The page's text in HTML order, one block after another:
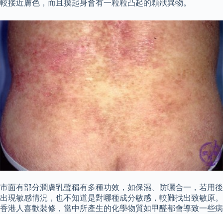
較接近膚色，而且摸起身會有一粒粒凸起的顆狀異物。
市面有部分潤膚乳聲稱有多種功效，如保濕、防曬合一，若用後
出現敏感情況，也不知道是對哪種成分敏感，較難找出致敏原。
香港人喜歡裝修，當中所產生的化學物質如甲醛都會導致一些病